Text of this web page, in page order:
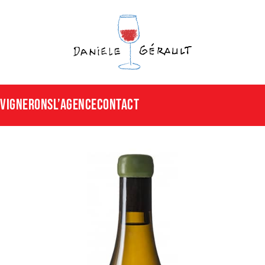
VigneronsL’agenceCONTACT